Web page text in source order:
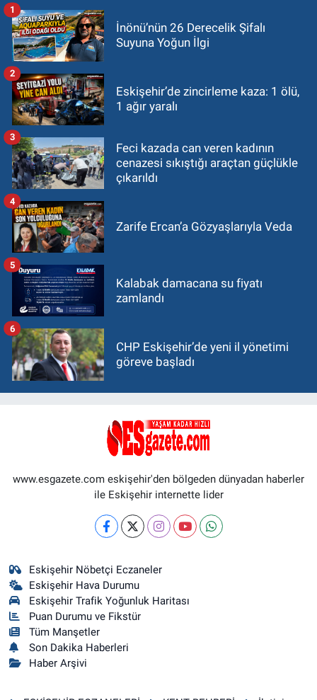
İnönü’nün 26 Derecelik Şifalı
Suyuna Yoğun İlgi
1
Eskişehir’de zincirleme kaza: 1 ölü,
1 ağır yaralı
2
Feci kazada can veren kadının
cenazesi sıkıştığı araçtan güçlükle
çıkarıldı
3
Zarife Ercan’a Gözyaşlarıyla Veda
4
Kalabak damacana su fiyatı
zamlandı
5
CHP Eskişehir’de yeni il yönetimi
göreve başladı
6
www.esgazete.com eskişehir'den bölgeden dünyadan haberler
ile Eskişehir internette lider
Eskişehir Nöbetçi Eczaneler
Eskişehir Hava Durumu
Eskişehir Trafik Yoğunluk Haritası
Puan Durumu ve Fikstür
Tüm Manşetler
Son Dakika Haberleri
Haber Arşivi